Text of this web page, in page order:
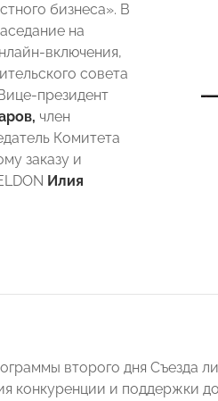
бизнеса». В
на
включения,
совета
президент
, член
Комитета
заказу и
Илия
второго дня
конкуренции и поддержки